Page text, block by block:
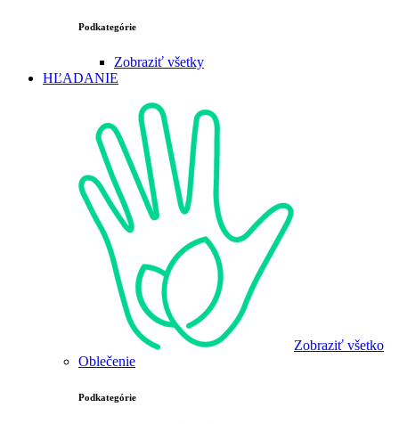
Podkategórie
Zobraziť všetky
HĽADANIE
Zobraziť všetko
Oblečenie
Podkategórie